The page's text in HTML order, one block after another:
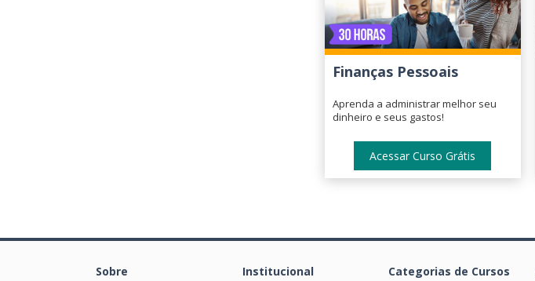
Finanças Pessoais
Aprenda a administrar melhor seu
dinheiro e seus gastos!
Acessar Curso Grátis
Sobre
Institucional Categorias de Cursos